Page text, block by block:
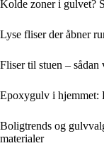
Kolde zoner i gulvet?
Lyse fliser der åbner
Fliser til stuen –
Epoxygulv i hjemmet:
Boligtrends og
materialer